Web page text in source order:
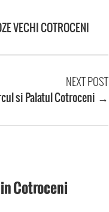
VECHI COTROCENI
NEXT POST
si Palatul Cotroceni →
Cotroceni